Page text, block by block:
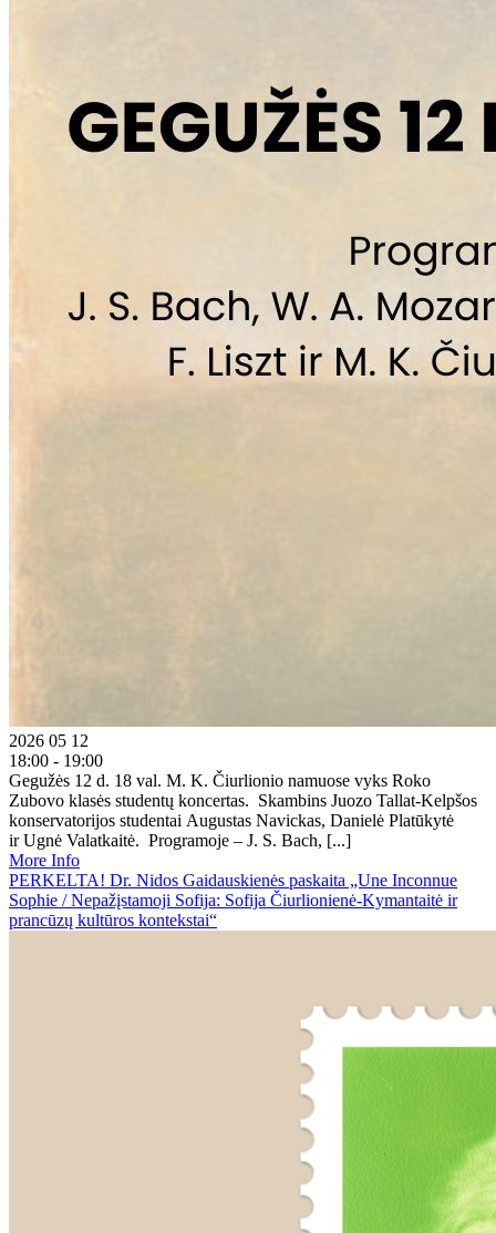
2026 05 12
18:00 - 19:00
Gegužės 12 d. 18 val. M. K. Čiurlionio namuose vyks Roko
Zubovo klasės studentų koncertas. Skambins Juozo Tallat-Kelpšos
konservatorijos studentai Augustas Navickas, Danielė Platūkytė
ir Ugnė Valatkaitė. Programoje – J. S. Bach, [...]
More Info
PERKELTA! Dr. Nidos Gaidauskienės paskaita „Une Inconnue
Sophie / Nepažįstamoji Sofija: Sofija Čiurlionienė-Kymantaitė ir
prancūzų kultūros kontekstai“